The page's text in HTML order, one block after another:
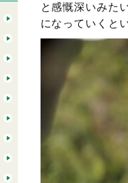
と感慨深いみた
になっていくと